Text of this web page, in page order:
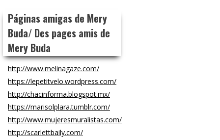
Páginas amigas de Mery
Buda/ Des pages amis de
Mery Buda
http://www.melinagaze.com/
https://lepetitvelo.wordpress.com/
http://chacinforma.blogspot.mx/
https://marisolplara.tumblr.com/
http://www.mujeresmuralistas.com/
http://scarlettbaily.com/